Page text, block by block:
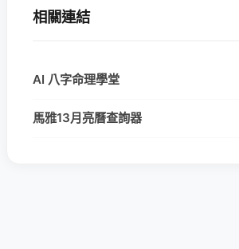
相關連結
AI 八字命理學堂
馬雅13月亮曆查詢器